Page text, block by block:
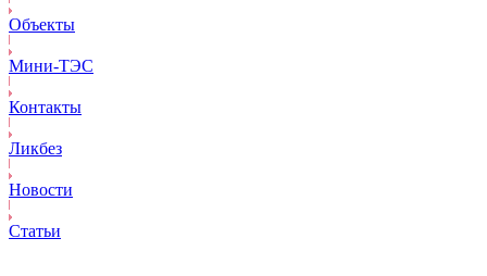
Объекты
Mини-ТЭС
Контакты
Ликбез
Новости
Статьи